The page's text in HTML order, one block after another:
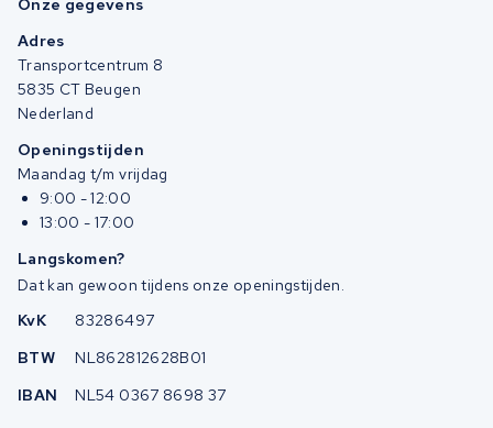
Onze gegevens
Adres
Transportcentrum 8
5835 CT Beugen
Nederland
Openingstijden
Maandag t/m vrijdag
9:00 - 12:00
13:00 - 17:00
Langskomen?
Dat kan gewoon tijdens onze openingstijden.
KvK
83286497
BTW
NL862812628B01
IBAN
NL54 0367 8698 37